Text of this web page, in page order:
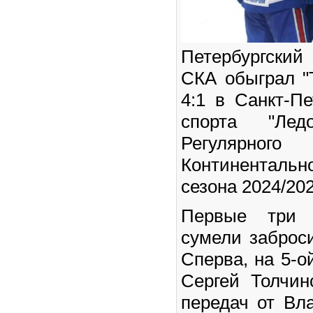
СКА обыграл
4:1 в Санкт-
спорта
сезона 2024/
Первые
сумели
Сперва, на 5-
Сергей
передач от